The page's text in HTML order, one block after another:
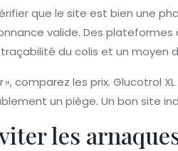
que le site est bien une
valide. Des
du colis et un moyen
comparez les prix. Glucotrol
un piège. Un bon site
les